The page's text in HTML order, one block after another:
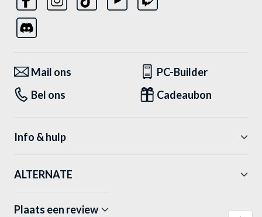
Mail ons
PC-Builder
Bel ons
Cadeaubon
Info & hulp
ALTERNATE
Plaats een review